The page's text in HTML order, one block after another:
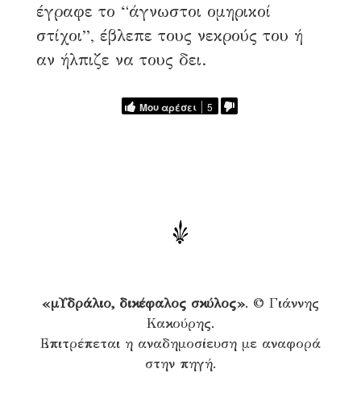
έγραφε το “άγνωστοι ομηρικοί
στίχοι”, έβλεπε τους νεκρούς του ή
αν ήλπιζε να τους δει.
Μου αρέσει 5
«μΥδράλιο, δικέφαλος σκύλος». © Γιάννης
Κακούρης.
Επιτρέπεται η αναδημοσίευση με αναφορά
στην πηγή.